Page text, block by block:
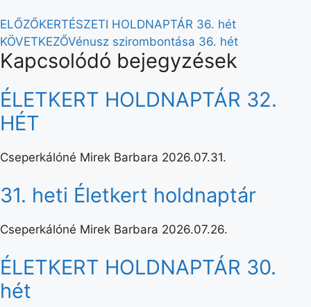
ELŐZŐKERTÉSZETI HOLDNAPTÁR 36. hét
KÖVETKEZŐVénusz szirombontása 36. hét
Kapcsolódó bejegyzések
ÉLETKERT HOLDNAPTÁR 32.
HÉT
Cseperkálóné Mirek Barbara 2026.07.31.
31. heti Életkert holdnaptár
Cseperkálóné Mirek Barbara 2026.07.26.
ÉLETKERT HOLDNAPTÁR 30.
hét